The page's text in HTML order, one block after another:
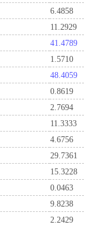
6.4858
11.2929
41.4789
1.5710
48.4059
0.8619
2.7694
11.3333
4.6756
29.7361
15.3228
0.0463
9.8238
2.2429